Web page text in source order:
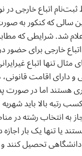
اتباع خارجی در
اولین سالی که کنکور
شد. شرایطی که
خارجی برای حضور
تنها اتباع
دارای اقامت
هستند اما در صورت
کسب رتبه بالا باید
به انتخاب رشته در
یا تنها یک بار اجازه
تحصیل کنند